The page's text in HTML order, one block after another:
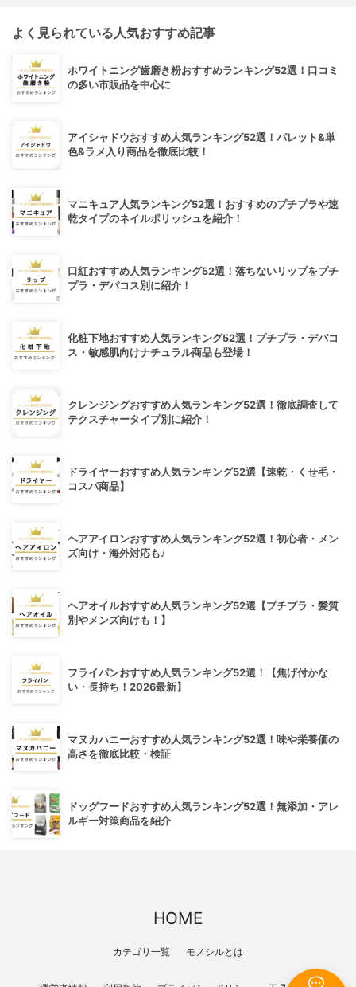
よく見られている人気おすすめ記事
ホワイトニング歯磨き粉おすすめランキング52選！口コミ
の多い市販品を中心に
アイシャドウおすすめ人気ランキング52選！パレット&単
色&ラメ入り商品を徹底比較！
マニキュア人気ランキング52選！おすすめのプチプラや速
乾タイプのネイルポリッシュを紹介！
口紅おすすめ人気ランキング52選！落ちないリップをプチ
プラ・デパコス別に紹介！
化粧下地おすすめ人気ランキング52選！プチプラ・デパコ
ス・敏感肌向けナチュラル商品も登場！
クレンジングおすすめ人気ランキング52選！徹底調査して
テクスチャータイプ別に紹介！
ドライヤーおすすめ人気ランキング52選【速乾・くせ毛・
コスパ商品】
ヘアアイロンおすすめ人気ランキング52選！初心者・メン
ズ向け・海外対応も♪
ヘアオイルおすすめ人気ランキング52選【プチプラ・髪質
別やメンズ向けも！】
フライパンおすすめ人気ランキング52選！【焦げ付かな
い・長持ち！2026最新】
マヌカハニーおすすめ人気ランキング52選！味や栄養価の
高さを徹底比較・検証
ドッグフードおすすめ人気ランキング52選！無添加・アレ
ルギー対策商品を紹介
HOME
カテゴリ一覧 モノシルとは